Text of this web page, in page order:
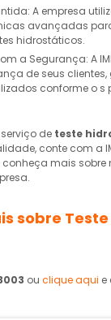
avançadas
hidrostáticos.
de seus
conforme o
de teste
conte com a
mais sobre
sobre
ou clique aqui e